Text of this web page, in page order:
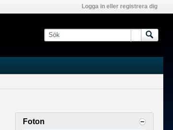
Logga in eller registrera dig
Foton